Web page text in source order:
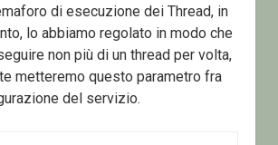
di esecuzione dei Thread, in
lo abbiamo regolato in modo che
non più di un thread per volta,
metteremo questo parametro fra
del servizio.